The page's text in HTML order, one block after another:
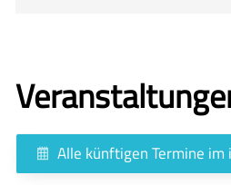
Alle künftigen Termine im